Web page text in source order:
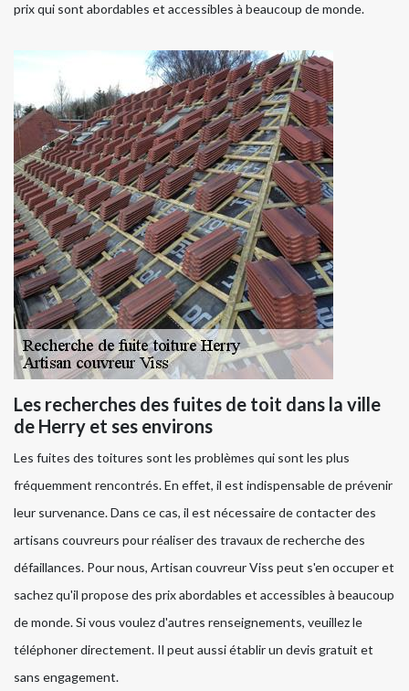
prix qui sont abordables et accessibles à beaucoup de monde.
Les recherches des fuites de toit dans la ville
de Herry et ses environs
Les fuites des toitures sont les problèmes qui sont les plus
fréquemment rencontrés. En effet, il est indispensable de prévenir
leur survenance. Dans ce cas, il est nécessaire de contacter des
artisans couvreurs pour réaliser des travaux de recherche des
défaillances. Pour nous, Artisan couvreur Viss peut s'en occuper et
sachez qu'il propose des prix abordables et accessibles à beaucoup
de monde. Si vous voulez d'autres renseignements, veuillez le
téléphoner directement. Il peut aussi établir un devis gratuit et
sans engagement.